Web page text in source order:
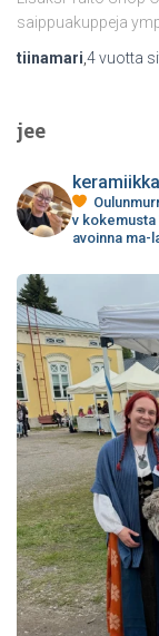
saippuakuppeja
tiinamari 4 vuotta
jee
v kokemusta
avoinna ma-